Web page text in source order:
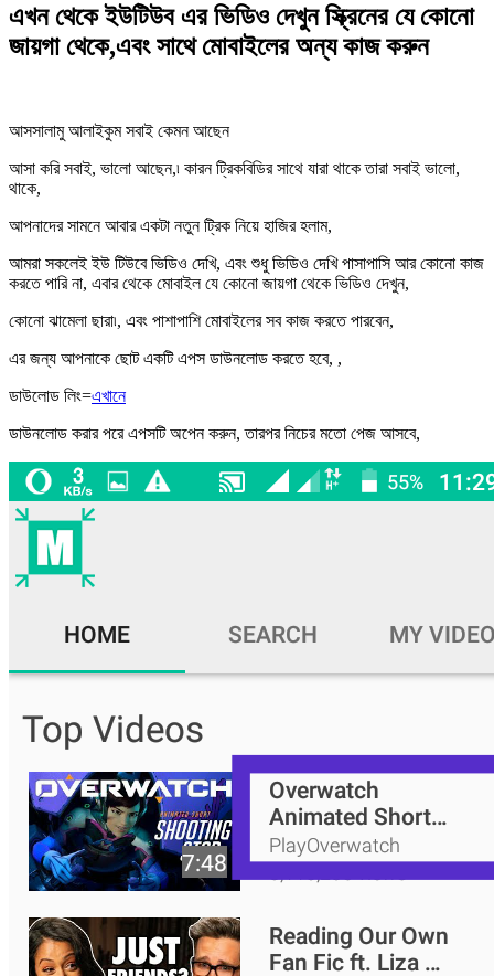
এখন থেকে ইউটিউব এর ভিডিও দেখুন স্ক্রিনের যে কোনো
জায়গা থেকে,এবং সাথে মোবাইলের অন্য কাজ করুন
আসসালামু আলাইকুম সবাই কেমন আছেন
আসা করি সবাই, ভালো আছেন,৷ কারন ট্রিকবিডির সাথে যারা থাকে তারা সবাই ভালো,
থাকে,
আপনাদের সামনে আবার একটা নতুন ট্রিক নিয়ে হাজির হলাম,
আমরা সকলেই ইউ টিউবে ভিডিও দেখি, এবং শুধু ভিডিও দেখি পাসাপাসি আর কোনো কাজ
করতে পারি না, এবার থেকে মোবাইল যে কোনো জায়গা থেকে ভিডিও দেখুন,
কোনো ঝামেলা ছারা৷, এবং পাশাপাশি মোবাইলের সব কাজ করতে পারবেন,
এর জন্য আপনাকে ছোট একটি এপস ডাউনলোড করতে হবে, ,
ডাউলোড লিং=এখানে
ডাউনলোড করার পরে এপসটি অপেন করুন, তারপর নিচের মতো পেজ আসবে,